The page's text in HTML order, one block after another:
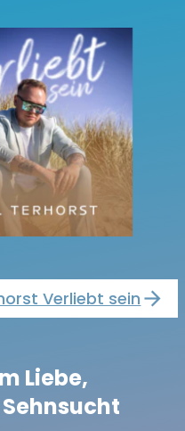
Verliebt sein
Liebe,